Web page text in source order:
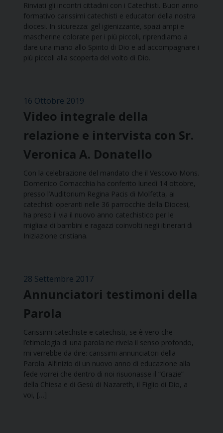
Rinviati gli incontri cittadini con i Catechisti. Buon anno
formativo carissimi catechisti e educatori della nostra
diocesi. In sicurezza: gel igienizzante, spazi ampi e
mascherine colorate per i più piccoli, riprendiamo a
dare una mano allo Spirito di Dio e ad accompagnare i
più piccoli alla scoperta del volto di Dio.
16 Ottobre 2019
Video integrale della
relazione e intervista con Sr.
Veronica A. Donatello
Con la celebrazione del mandato che il Vescovo Mons.
Domenico Cornacchia ha conferito lunedì 14 ottobre,
presso l’Auditorium Regina Pacis di Molfetta, ai
catechisti operanti nelle 36 parrocchie della Diocesi,
ha preso il via il nuovo anno catechistico per le
migliaia di bambini e ragazzi coinvolti negli itinerari di
Iniziazione cristiana.
28 Settembre 2017
Annunciatori testimoni della
Parola
Carissimi catechiste e catechisti, se è vero che
l’etimologia di una parola ne rivela il senso profondo,
mi verrebbe da dire: carissimi annunciatori della
Parola. All’inizio di un nuovo anno di educazione alla
fede vorrei che dentro di noi risuonasse il “Grazie”
della Chiesa e di Gesù di Nazareth, il Figlio di Dio, a
voi, […]